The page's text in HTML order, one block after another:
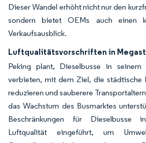
Dieser Wandel erhöht nicht nur den
sondern bietet OEMs auch einen
Verkaufsausblick.
Luftqualitätsvorschriften in
Peking plant, Dieselbusse in seinem
verbieten, mit dem Ziel, die städtische
reduzieren und sauberere
das Wachstum des Busmarktes
Beschränkungen für Dieselbusse
Luftqualität eingeführt, um